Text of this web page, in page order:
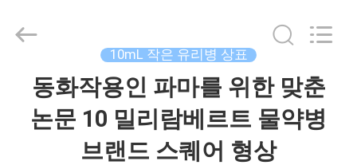
2017
Reserved.
10mL 작은 유리병 상표
동화작용인 파마를 위한 맞춘
논문 10 밀리람베르트 물약병
브랜드 스퀘어 형상